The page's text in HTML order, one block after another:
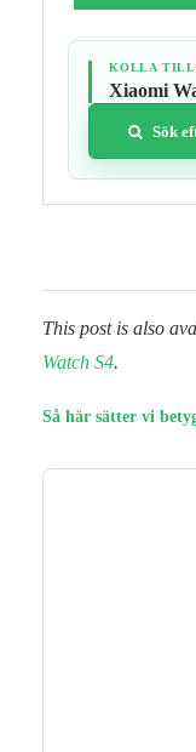
KOLLA
Xiaomi
Sök
This post is also
Watch S4.
Så här sätter vi